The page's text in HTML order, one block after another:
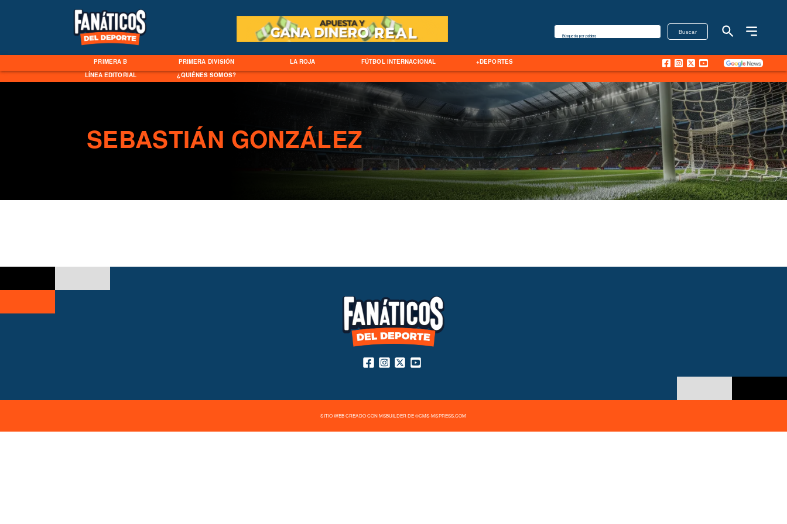
PRIMERA B PRIMERA DIVISIÓN LA ROJA FÚTBOL INTERNACIONAL
+DEPORTES
LÍNEA EDITORIAL
¿QUIÉNES SOMOS?
Buscar
Búsqueda por palabra
SEBASTIÁN GONZÁLEZ
SITIO WEB CREADO CON MSBUILDER DE ®CMS-MSPRESS.COM